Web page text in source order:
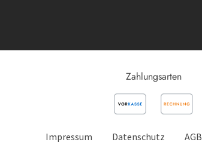
Zahlungsarten
Impressum Datenschutz AGB